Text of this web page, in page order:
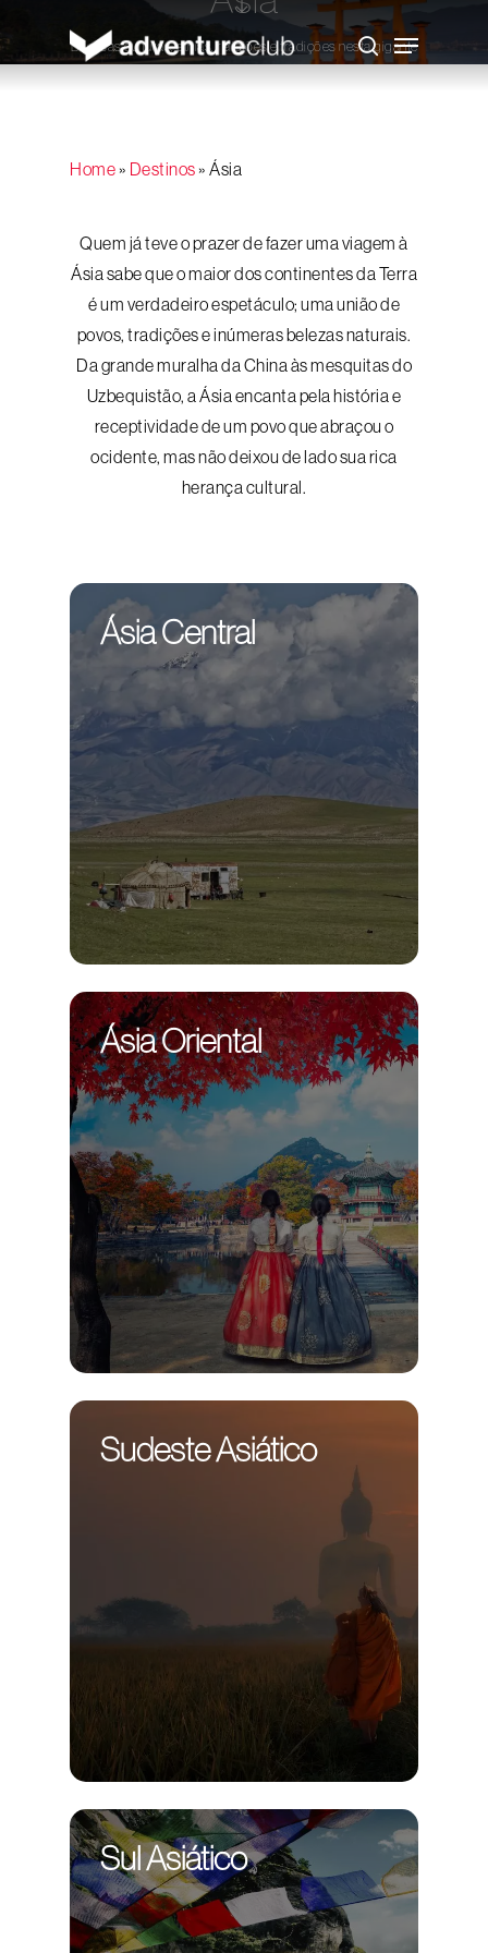
main
content
search
Menu
Diversas culturas, etnias, religiões e tradições nesta gigante
Home» Destinos» Ásia
Quem já teve o prazer de fazer uma viagem à
Ásia sabe que o maior dos continentes da Terra
é um verdadeiro espetáculo; uma união de
povos, tradições e inúmeras belezas naturais.
Da grande muralha da China às mesquitas do
Uzbequistão, a Ásia encanta pela história e
receptividade de um povo que abraçou o
ocidente, mas não deixou de lado sua rica
herança cultural.
Ásia Central
Ásia Oriental
Sudeste Asiático
Sul Asiático